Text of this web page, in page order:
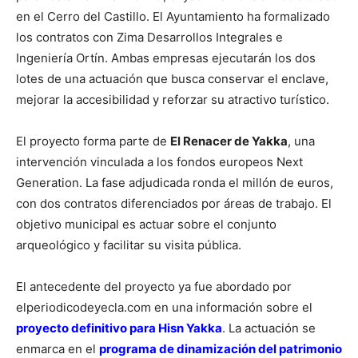
en el Cerro del Castillo. El Ayuntamiento ha formalizado
los contratos con Zima Desarrollos Integrales e
Ingeniería Ortín. Ambas empresas ejecutarán los dos
lotes de una actuación que busca conservar el enclave,
mejorar la accesibilidad y reforzar su atractivo turístico.
El proyecto forma parte de El Renacer de Yakka, una
intervención vinculada a los fondos europeos Next
Generation. La fase adjudicada ronda el millón de euros,
con dos contratos diferenciados por áreas de trabajo. El
objetivo municipal es actuar sobre el conjunto
arqueológico y facilitar su visita pública.
El antecedente del proyecto ya fue abordado por
elperiodicodeyecla.com en una información sobre el
proyecto definitivo para Hisn Yakka. La actuación se
enmarca en el programa de dinamización del patrimonio